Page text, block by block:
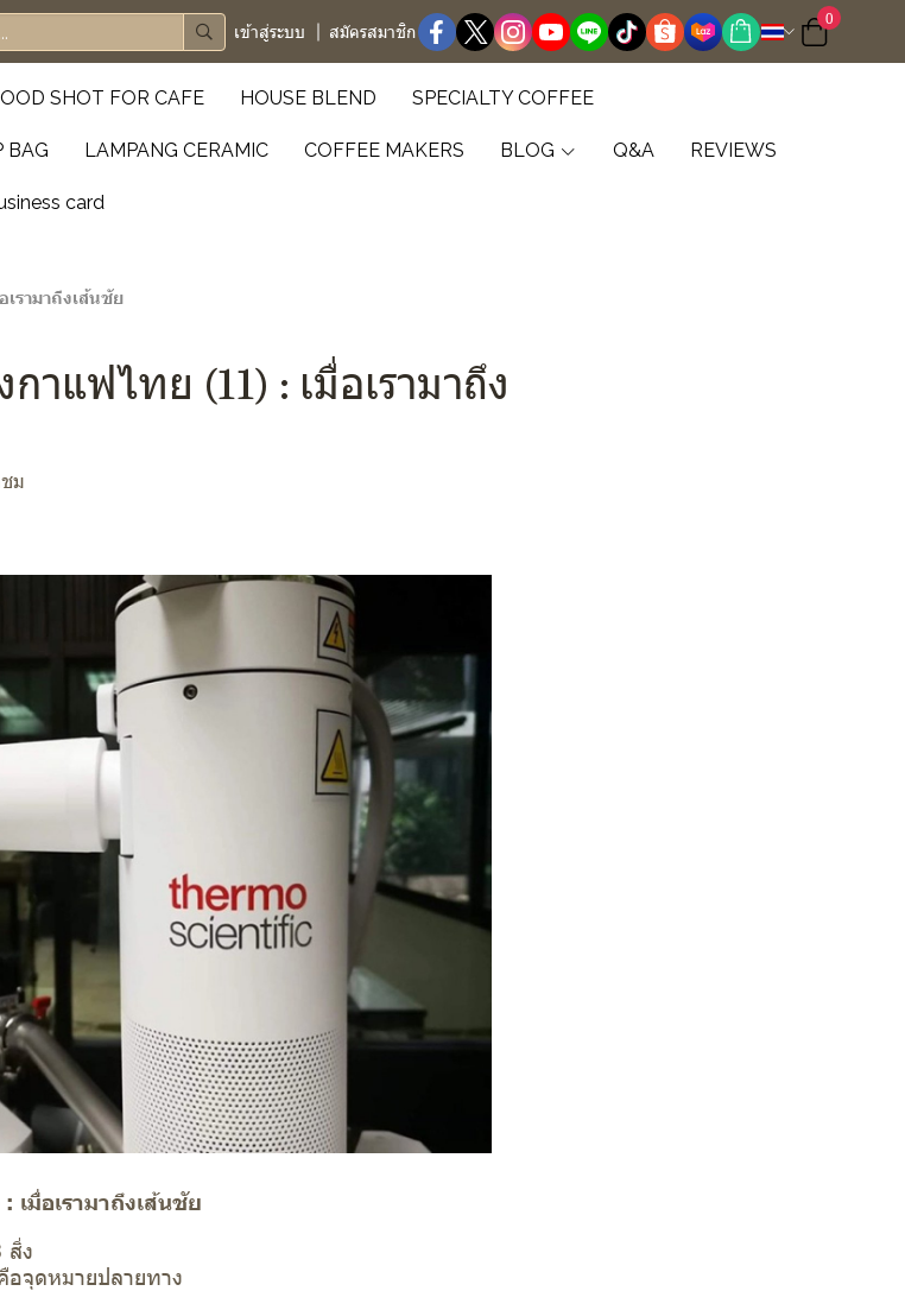
เข้าสู่ระบบ สมัครสมาชิก
0
SHOT FOR CAFE HOUSE BLEND SPECIALTY COFFEE
BAG LAMPANG CERAMIC COFFEE MAKERS BLOG Q&A REVIEWS
card
เรามาถึงเส้นชัย
าแฟไทย (11) : เมื่อเรามาถึง
ม
มื่อเรามาถึงเส้นชัย
สิ่ง
จุดหมายปลายทาง